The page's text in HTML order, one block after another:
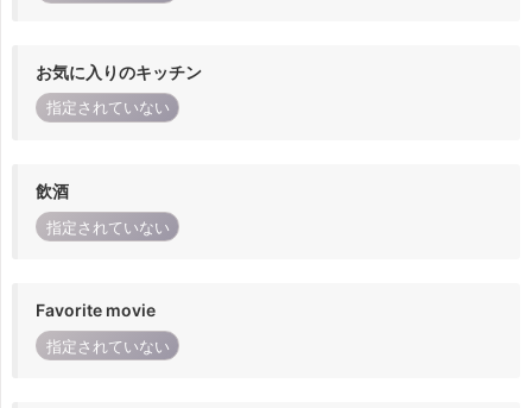
お気に入りのキッチン
指定されていない
飲酒
指定されていない
Favorite movie
指定されていない